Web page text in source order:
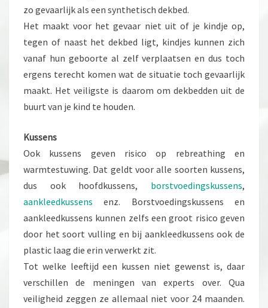
zo gevaarlijk als een synthetisch dekbed.
Het maakt voor het gevaar niet uit of je kindje op,
tegen of naast het dekbed ligt, kindjes kunnen zich
vanaf hun geboorte al zelf verplaatsen en dus toch
ergens terecht komen wat de situatie toch gevaarlijk
maakt. Het veiligste is daarom om dekbedden uit de
buurt van je kind te houden.
Kussens
Ook kussens geven risico op rebreathing en
warmtestuwing. Dat geldt voor alle soorten kussens,
dus ook hoofdkussens, borstvoedingskussens,
aankleedkussensenz. Borstvoedingskussens en
aankleedkussens kunnen zelfs een groot risico geven
door het soort vulling en bij aankleedkussens ook de
plastic laag die erin verwerkt zit.
Tot welke leeftijd een kussen niet gewenst is, daar
verschillen de meningen van experts over. Qua
veiligheid zeggen ze allemaal niet voor 24 maanden.